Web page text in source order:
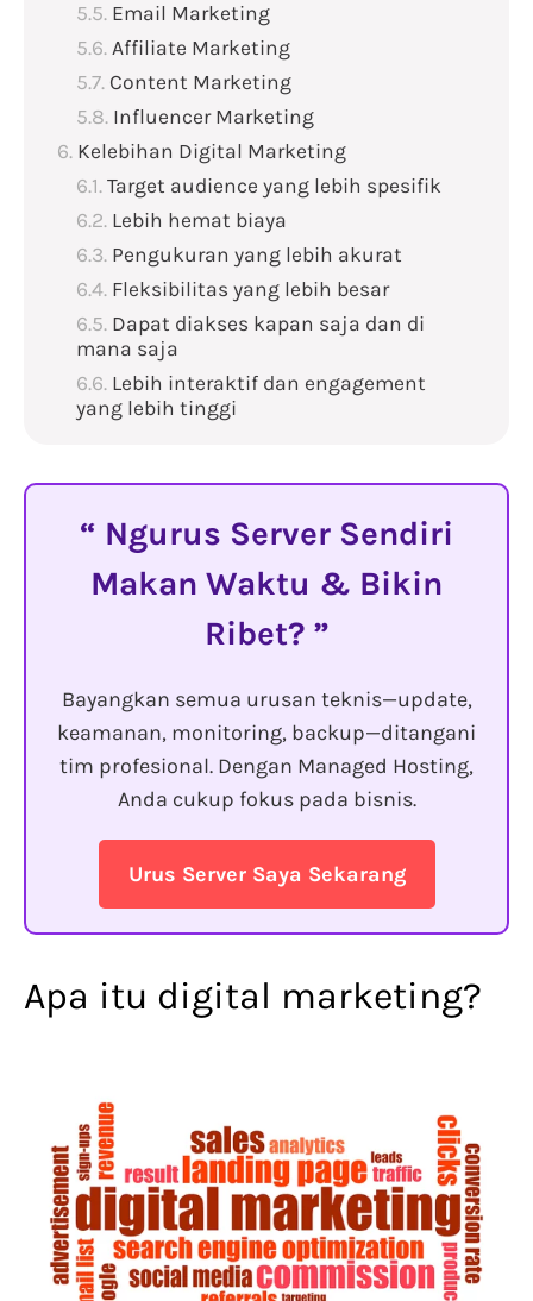
Email Marketing
Affiliate Marketing
Content Marketing
Influencer Marketing
Kelebihan Digital Marketing
Target audience yang lebih spesifik
Lebih hemat biaya
Pengukuran yang lebih akurat
Fleksibilitas yang lebih besar
Dapat diakses kapan saja dan di
mana saja
Lebih interaktif dan engagement
yang lebih tinggi
Ngurus Server Sendiri
Makan Waktu & Bikin
Ribet?
Bayangkan semua urusan teknis—update,
keamanan, monitoring, backup—ditangani
tim profesional. Dengan Managed Hosting,
Anda cukup fokus pada bisnis.
Urus Server Saya Sekarang
Apa itu digital marketing?